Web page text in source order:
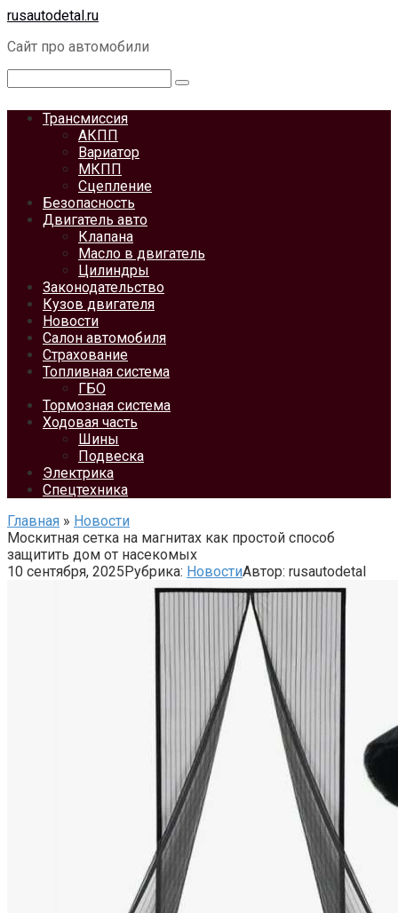
Перейти
контенту
rusautodetal.ru
Сайт про автомобили
Трансмиссия
АКПП
Вариатор
МКПП
Сцепление
Безопасность
Двигатель авто
Клапана
Масло в двигатель
Цилиндры
Законодательство
Кузов двигателя
Новости
Салон автомобиля
Страхование
Топливная система
ГБО
Тормозная система
Ходовая часть
Шины
Подвеска
Электрика
Спецтехника
Главная » Новости
Москитная сетка на магнитах как простой способ
защитить дом от насекомых
10 сентября, 2025Рубрика: НовостиАвтор: rusautodetal